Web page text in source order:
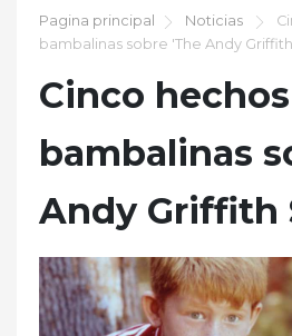
Pagina principal Noticias
bambalinas sobre 'The Andy
Cinco
bambalinas
Andy Griffith